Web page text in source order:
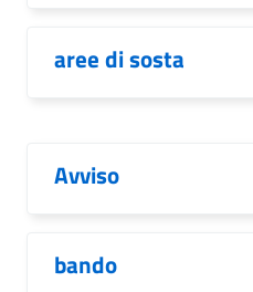
aree di sosta
Avviso
bando